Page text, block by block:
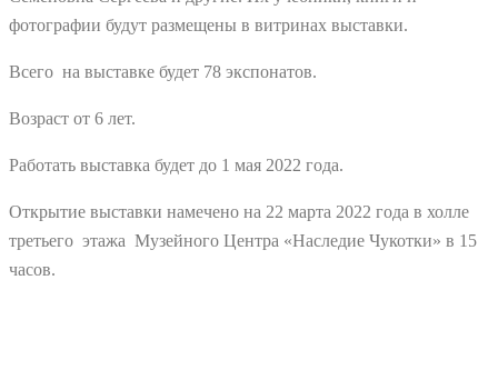
фотографии будут размещены в витринах выставки.
Всего на выставке будет 78 экспонатов.
Возраст от 6 лет.
Работать выставка будет до 1 мая 2022 года.
Открытие выставки намечено на 22 марта 2022 года в холле
третьего этажа Музейного Центра «Наследие Чукотки» в 15
часов.